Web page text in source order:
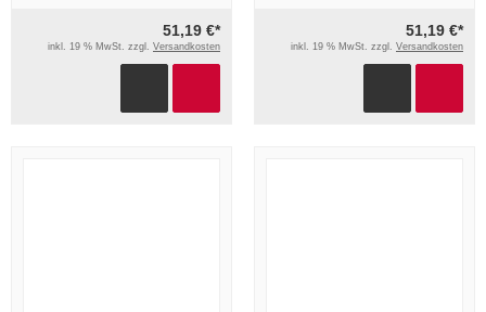
51,19 €*
inkl. 19 % MwSt. zzgl. Versandkosten
51,19 €*
inkl. 19 % MwSt. zzgl. Versandkosten